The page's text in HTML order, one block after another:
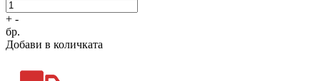
+ -
бр.
Добави в количката